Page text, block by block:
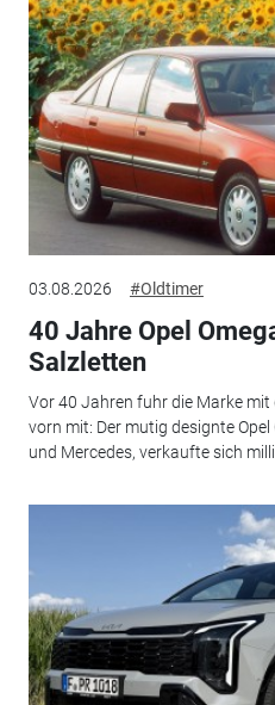
03.08.2026 #Oldtimer
40 Jahre Opel
Salzletten
Vor 40 Jahren fuhr die Marke
vorn mit: Der mutig designte
und Mercedes, verkaufte sich